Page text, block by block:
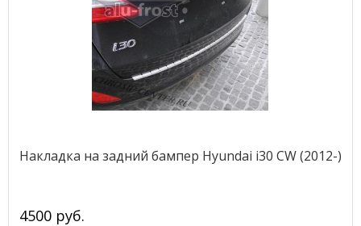
Накладка на задний бампер Hyundai i30 CW (2012-)
4500 руб.